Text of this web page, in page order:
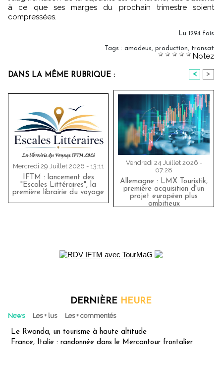
à ce que ses marges du prochain trimestre soient
compressées.
Lu 1294 fois
Tags : amadeus, production, transat
Notez
DANS LA MÊME RUBRIQUE : < >
Mercredi 29 Juillet 2026 - 13:11
IFTM : lancement des
"Escales Littéraires", la
première librairie du voyage
Vendredi 24 Juillet 2026 -
07:28
Allemagne : LMX Touristik,
première acquisition d'un
projet européen plus
ambitieux
DERNIÈRE HEURE
News Les + lus Les + commentés
Le Rwanda, un tourisme à haute altitude
France, Italie : randonnée dans le Mercantour frontalier